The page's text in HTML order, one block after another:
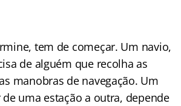
tem de começar. Um navio,
de alguém que recolha as
manobras de navegação. Um
uma estação a outra, depende